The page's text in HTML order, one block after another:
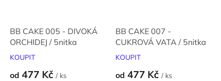
BB CAKE 005 - DIVOKÁ
ORCHIDEJ / 5nitka
KOUPIT
od 477 Kč / ks
BB CAKE 007 -
CUKROVÁ VATA / 5nitka
KOUPIT
od 477 Kč / ks